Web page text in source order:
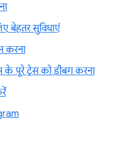
बेहतर सुविधाएं
करना
के पूरे ट्रेस को डीबग करना